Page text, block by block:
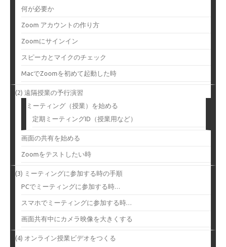
何が必要か
Zoom アカウントの作り方
Zoomにサインイン
スピーカとマイクのチェック
MacでZoomを初めて起動した時
(2) 遠隔授業の予行演習
ミーティング（授業）を始める
定期ミーティングID（授業用など）
画面の共有を始める
Zoomをテストしたい時
(3) ミーティングに参加する時の手順
PCでミーティングに参加する時…
スマホでミーティングに参加する時…
画面共有中にカメラ映像を大きくする
(4) オンライン授業ビデオをつくる